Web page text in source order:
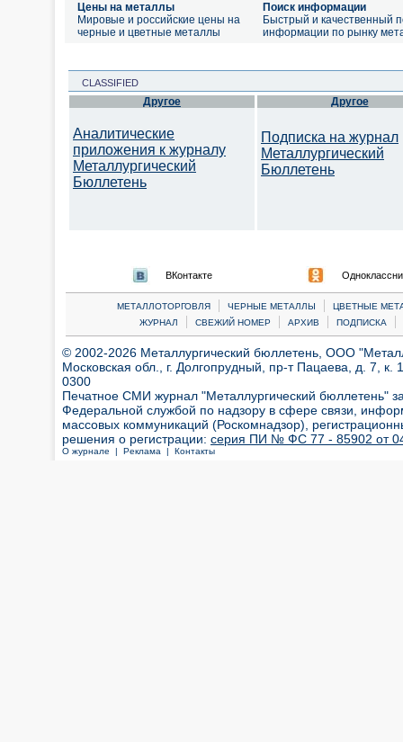
Цены на металлы
Мировые и российские цены на
черные и цветные металлы
Поиск информации
Быстрый и качественный
информации по рынку
CLASSIFIED
Другое
Аналитические
приложения к журналу
Металлургический
Бюллетень
Другое
Подписка на журнал
Металлургический
Бюллетень
ВКонтакте
МЕТАЛЛОТОРГОВЛЯ | ЧЕРНЫЕ МЕТАЛЛЫ |
ЦВЕТНЫЕ
ЖУРНАЛ
| СВЕЖИЙ НОМЕР | АРХИВ | ПОДПИСКА |
© 2002-2026 Металлургический бюллетень, ООО
Московская обл., г. Долгопрудный, пр-т Пацаева, д. 7,
0300
Печатное СМИ журнал "Металлургический бюллетень"
Федеральной службой по надзору в сфере связи,
массовых коммуникаций (Роскомнадзор),
решения о регистрации: серия ПИ № ФС 77 - 85902 от 04
О журнале | Реклама | Контакты